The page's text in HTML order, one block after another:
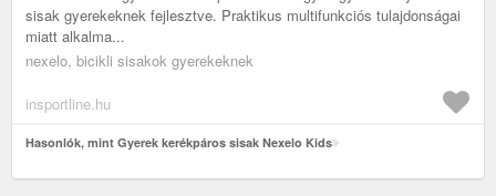
sisak gyerekeknek fejlesztve. Praktikus multifunkciós tulajdonságai
miatt alkalma...
nexelo, bicikli sisakok gyerekeknek
insportline.hu
Hasonlók, mint Gyerek kerékpáros sisak Nexelo Kids